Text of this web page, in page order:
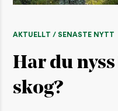
AKTUELLT / SENASTE NYTT
Har du
skog?